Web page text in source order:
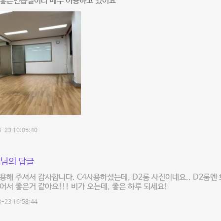
23 10:05:40
의 답글
해 주셔서 감사합니다. C4사용하셨는데, D2룸 사진이네요.. D2룸엔
서 좋은거 같아요!!! 비가 오는데, 좋은 하루 되세요!
23 16:58:44